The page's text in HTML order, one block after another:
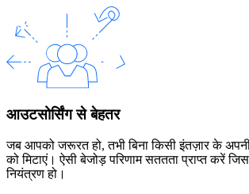
आउटसोर्सिंग से बेहतर
जब आपको जरूरत हो, तभी बिना किसी इंतज़ार के
को मिटाएं। ऐसी बेजोड़ परिणाम सततता प्राप्त करें
नियंत्रण हो।